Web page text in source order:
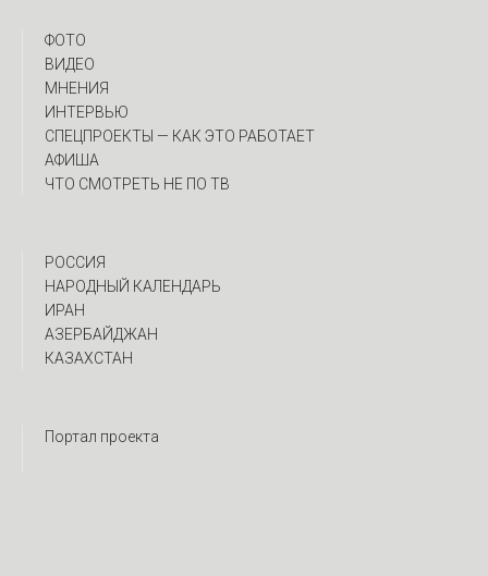
ФОТО
ВИДЕО
МНЕНИЯ
ИНТЕРВЬЮ
CПЕЦПРОЕКТЫ — КАК ЭТО РАБОТАЕТ
АФИША
ЧТО СМОТРЕТЬ НЕ ПО ТВ
РОССИЯ
НАРОДНЫЙ КАЛЕНДАРЬ
ИРАН
АЗЕРБАЙДЖАН
КАЗАХСТАН
Портал проекта